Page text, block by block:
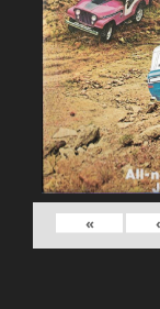
›
»